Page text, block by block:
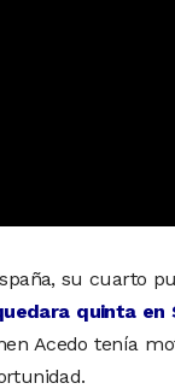
su cuarto
quinta en
Acedo tenía